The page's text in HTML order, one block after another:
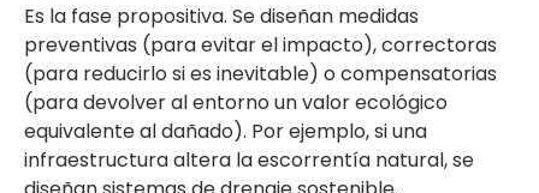
Es la fase propositiva. Se diseñan medidas
preventivas (para evitar el impacto), correctoras
(para reducirlo si es inevitable) o compensatorias
(para devolver al entorno un valor ecológico
equivalente al dañado). Por ejemplo, si una
infraestructura altera la escorrentía natural, se